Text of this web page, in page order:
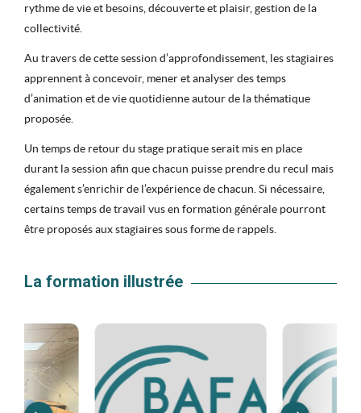
rythme de vie et besoins, découverte et plaisir, gestion de la
collectivité.
Au travers de cette session d’approfondissement, les stagiaires
apprennent à concevoir, mener et analyser des temps
d’animation et de vie quotidienne autour de la thématique
proposée.
Un temps de retour du stage pratique serait mis en place
durant la session afin que chacun puisse prendre du recul mais
également s’enrichir de l’expérience de chacun. Si nécessaire,
certains temps de travail vus en formation générale pourront
être proposés aux stagiaires sous forme de rappels.
La formation illustrée